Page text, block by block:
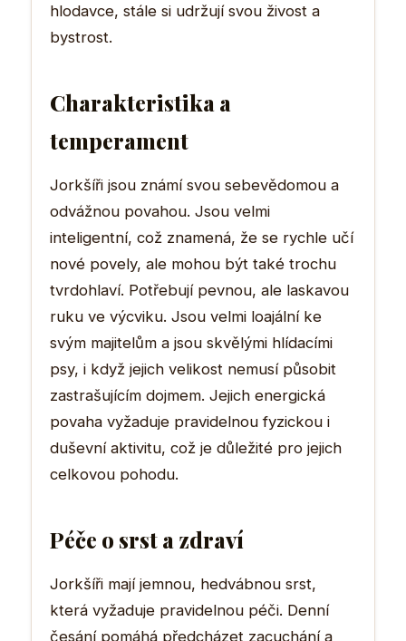
hlodavce, stále si udržují svou živost a
bystrost.
Charakteristika a
temperament
Jorkšíři jsou známí svou sebevědomou a
odvážnou povahou. Jsou velmi
inteligentní, což znamená, že se rychle učí
nové povely, ale mohou být také trochu
tvrdohlaví. Potřebují pevnou, ale laskavou
ruku ve výcviku. Jsou velmi loajální ke
svým majitelům a jsou skvělými hlídacími
psy, i když jejich velikost nemusí působit
zastrašujícím dojmem. Jejich energická
povaha vyžaduje pravidelnou fyzickou i
duševní aktivitu, což je důležité pro jejich
celkovou pohodu.
Péče o srst a zdraví
Jorkšíři mají jemnou, hedvábnou srst,
která vyžaduje pravidelnou péči. Denní
česání pomáhá předcházet zacuchání a